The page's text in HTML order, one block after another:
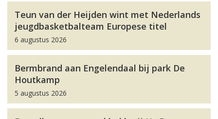
Teun van der Heijden wint met Nederlands
jeugdbasketbalteam Europese titel
6 augustus 2026
Bermbrand aan Engelendaal bij park De
Houtkamp
5 augustus 2026